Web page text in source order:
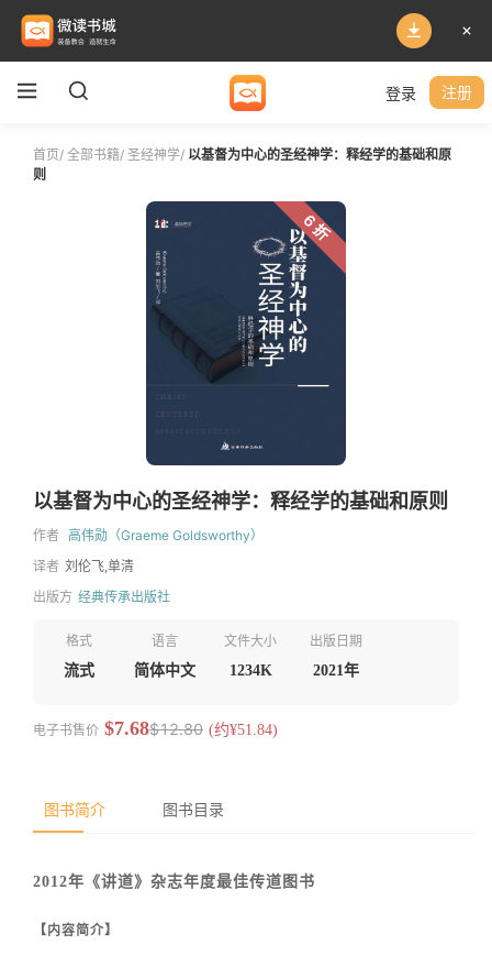
登录 注册
首页/ 全部书籍/ 圣经神学/ 以基督为中心的圣经神学：释经学的基础和原
则
6 折
以基督为中心的圣经神学：释经学的基础和原则
作者 高伟勋（Graeme Goldsworthy）
译者 刘伦飞,单清
出版方 经典传承出版社
格式
流式
语言
简体中文
文件大小
1234K
出版日期
2021年
电子书售价 $7.68$12.80 (约¥51.84)
图书简介 图书目录
2012年《讲道》杂志年度最佳传道图书
【内容简介】